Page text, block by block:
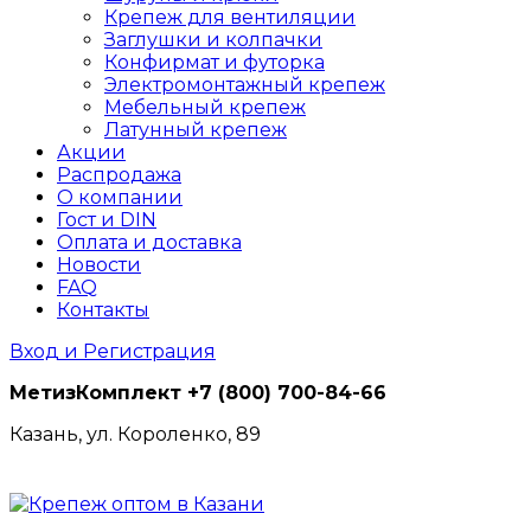
Крепеж для вентиляции
Заглушки и колпачки
Конфирмат и футорка
Электромонтажный крепеж
Мебельный крепеж
Латунный крепеж
Акции
Распродажа
О компании
Гост и DIN
Оплата и доставка
Новости
FAQ
Контакты
Вход и Регистрация
МетизКомплект +7 (800) 700-84-66
Казань, ул. Короленко, 89